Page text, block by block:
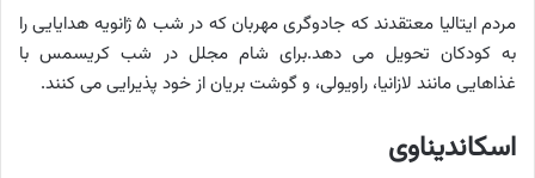
مردم ایتالیا معتقدند که جادوگری مهربان که در شب ۵ ژانویه هدایایی را
به کودکان تحویل می دهد.برای شام مجلل در شب کریسمس با
غذاهایی مانند لازانیا، راویولی، و گوشت بریان از خود پذیرایی می کنند.
اسکاندیناوی